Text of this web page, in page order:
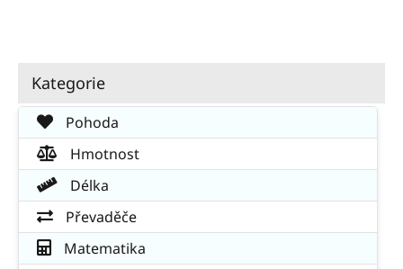
Kategorie
Pohoda
Hmotnost
Délka
Převaděče
Matematika